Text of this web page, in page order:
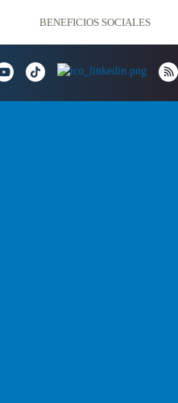
BENEFICIOS SOCIALES